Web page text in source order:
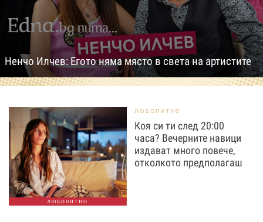
Ненчо Илчев: Егото няма място в света на артистите
ЛЮБОПИТНО
ЛЮБОПИТНО
Коя си ти след 20:00
часа? Вечерните навици
издават много повече,
отколкото предполагаш